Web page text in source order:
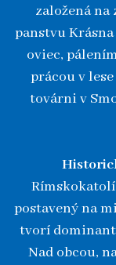
založená na
panstvu
oviec,
prácou v
továrni v
postavený na
tvorí
Nad obcou,